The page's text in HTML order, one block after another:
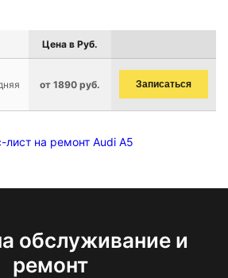
Цена в Руб.
от 1890 руб. Записаться
лист на ремонт Audi A5
обслуживание и
ремонт